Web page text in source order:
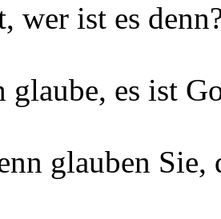
wer ist es
es ist
glauben Sie,